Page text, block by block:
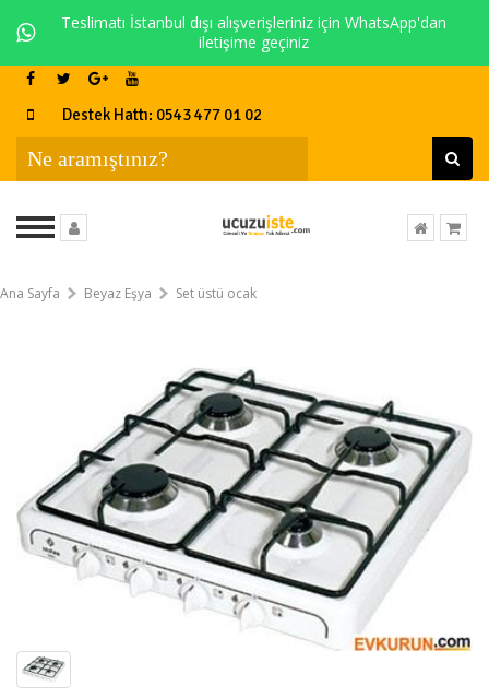
Teslimatı İstanbul dışı alışverişleriniz için WhatsApp'dan
iletişime geçiniz
Destek Hattı: 0543 477 01 02
Ana Sayfa Beyaz Eşya Set üstü ocak